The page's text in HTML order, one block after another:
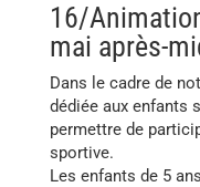
16/
mai après-
Dans le cadre de
dédiée aux enfants
permettre de
sportive.
Les enfants de 5